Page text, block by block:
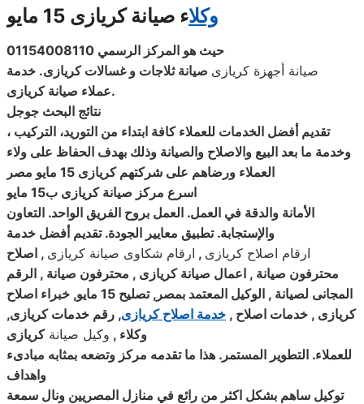
وكلاء صيانة كريازى 15 مايو
حيث هو المركز الرسمي 01154008110
صيانة أجهزة كريازى صيانة ثلاجات و غسالات كريازى. خدمة
عملاء صيانة كريازى
.
نتائج البحث جوجل
تقديم أفضل الخدمات للعملاء كافة ابتداء من التوريد، التركيب ،
وخدمة ما بعد البيع والاصلاح والصيانة وذلك بهدف الحفاظ على ولاء
العملاء ورضاهم على شركتهم كريازى 15 مايو مصر
اسرع مركز صيانة كريازى ب15 مايو
الأمانة والدقة في العمل. العمل بروح الفريق الواحد. التعاون
والإستجابة. تطبيق معايير الجودة. تقديم أفضل خدمة
ارقام اصلاح كريازى , ارقام شكاوى صيانة كريازى , اصلاح
محترفون صيانة , اعمال صيانة كريازى , محترفون صيانة , الرقم
المجانى لصيانة , الوكيل المعتمد بمصر, تصليح 15 مايو, خبراء اصلاح
كريازى , خدمات اصلاح , خدمة اصلاح كريازى, رقم خدمات كريازى,
وكلاء , وكيل صيانةكريازى
للعملاء. التطوير المستمر. هذا ما تقدمه مركز وتضعه بمثابه مبادىء
واهداف
توكيل ساهم بشكل اكثر من رائع في منازل المصريين ونال سمعة